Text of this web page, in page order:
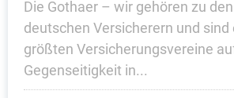
Die Gothaer – wir gehören zu
deutschen Versicherern und sind
größten Versicherungsvereine
Gegenseitigkeit in...